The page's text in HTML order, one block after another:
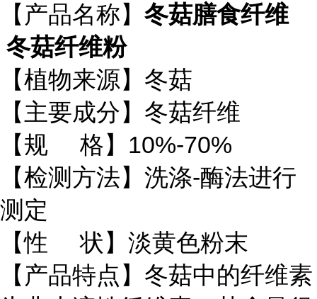
【产品名称】 冬菇膳食纤维
冬菇纤维粉
【植物来源】冬菇
【主要成分】冬菇纤维
【规 格】10%-70%
【检测方法】洗涤-酶法进行
测定
【性 状】淡黄色粉末
【产品特点】冬菇中的纤维素